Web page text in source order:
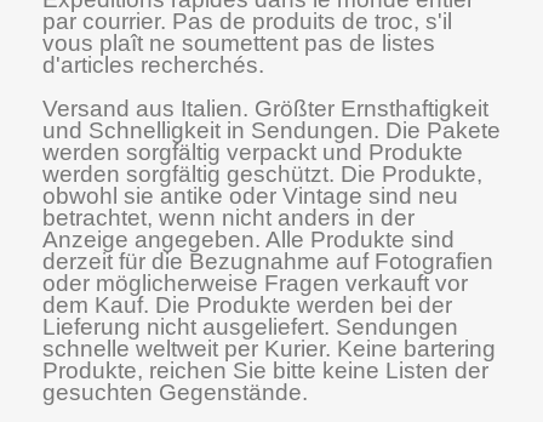
par courrier. Pas de produits de troc, s'il
vous plaît ne soumettent pas de listes
d'articles recherchés.
Versand aus Italien. Größter Ernsthaftigkeit
und Schnelligkeit in Sendungen. Die Pakete
werden sorgfältig verpackt und Produkte
werden sorgfältig geschützt. Die Produkte,
obwohl sie antike oder Vintage sind neu
betrachtet, wenn nicht anders in der
Anzeige angegeben. Alle Produkte sind
derzeit für die Bezugnahme auf Fotografien
oder möglicherweise Fragen verkauft vor
dem Kauf. Die Produkte werden bei der
Lieferung nicht ausgeliefert. Sendungen
schnelle weltweit per Kurier. Keine bartering
Produkte, reichen Sie bitte keine Listen der
gesuchten Gegenstände.